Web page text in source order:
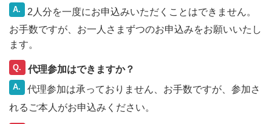
A.
2人分を一度にお申込みいただくことはできません。
お手数ですが、お一人さまずつのお申込みをお願いいたし
ます。
Q. 代理参加はできますか？
A.
代理参加は承っておりません、お手数ですが、参加さ
れるご本人がお申込みください。